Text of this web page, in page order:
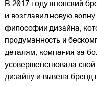
В 2017 году японский
и возглавил новую
философии дизайна,
продуманность и
деталям, компания за
усовершенствовала
дизайну и вывела бренд